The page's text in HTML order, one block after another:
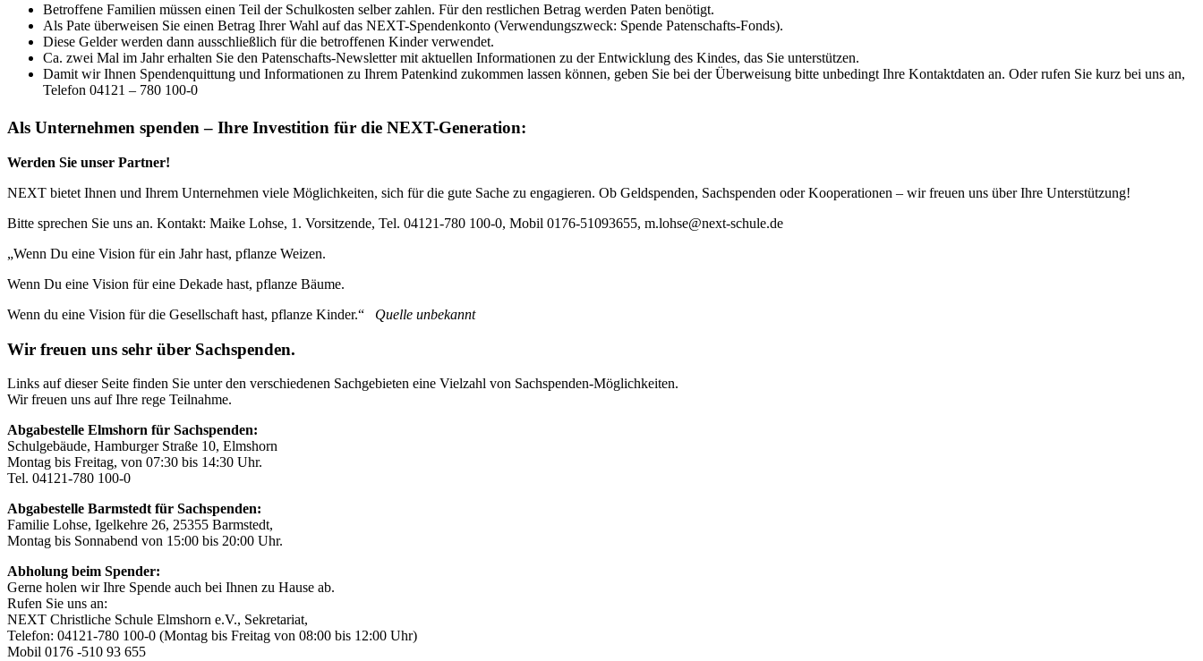
Betroffene Familien müssen einen Teil der Schulkosten selber zahlen. Für den restlichen Betrag werden Paten benötigt.
Als Pate überweisen Sie einen Betrag Ihrer Wahl auf das NEXT-Spendenkonto (Verwendungszweck: Spende Patenschafts-Fonds).
Diese Gelder werden dann ausschließlich für die betroffenen Kinder verwendet.
Ca. zwei Mal im Jahr erhalten Sie den Patenschafts-Newsletter mit aktuellen Informationen zu der Entwicklung des Kindes, das Sie unterstützen.
Damit wir Ihnen Spendenquittung und Informationen zu Ihrem Patenkind zukommen lassen können, geben Sie bei der Überweisung bitte unbedingt Ihre Kontaktdaten an. Oder rufen Sie kurz bei uns an,
Telefon 04121 – 780 100-0
Als Unternehmen spenden – Ihre Investition für die NEXT-Generation:
Werden Sie unser Partner!
NEXT bietet Ihnen und Ihrem Unternehmen viele Möglichkeiten, sich für die gute Sache zu engagieren. Ob Geldspenden, Sachspenden oder Kooperationen – wir freuen uns über Ihre Unterstützung!
Bitte sprechen Sie uns an. Kontakt: Maike Lohse, 1. Vorsitzende, Tel. 04121-780 100-0, Mobil 0176-51093655, m.lohse@next-schule.de
„Wenn Du eine Vision für ein Jahr hast, pflanze Weizen.
Wenn Du eine Vision für eine Dekade hast, pflanze Bäume.
Wenn du eine Vision für die Gesellschaft hast, pflanze Kinder.“ Quelle unbekannt
Wir freuen uns sehr über Sachspenden.
Links auf dieser Seite finden Sie unter den verschiedenen Sachgebieten eine Vielzahl von Sachspenden-Möglichkeiten.
Wir freuen uns auf Ihre rege Teilnahme.
Abgabestelle Elmshorn für Sachspenden:
Schulgebäude, Hamburger Straße 10, Elmshorn
Montag bis Freitag, von 07:30 bis 14:30 Uhr.
Tel. 04121-780 100-0
Abgabestelle Barmstedt für Sachspenden:
Familie Lohse, Igelkehre 26, 25355 Barmstedt,
Montag bis Sonnabend von 15:00 bis 20:00 Uhr.
Abholung beim Spender:
Gerne holen wir Ihre Spende auch bei Ihnen zu Hause ab.
Rufen Sie uns an:
NEXT Christliche Schule Elmshorn e.V., Sekretariat,
Telefon: 04121-780 100-0 (Montag bis Freitag von 08:00 bis 12:00 Uhr)
Mobil 0176 -510 93 655